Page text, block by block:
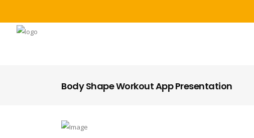
Body Shape Workout App Presentation